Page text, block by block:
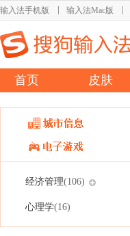
输入法手机版 输入法Mac版
首页 皮肤
经济管理(106)
心理学(16)